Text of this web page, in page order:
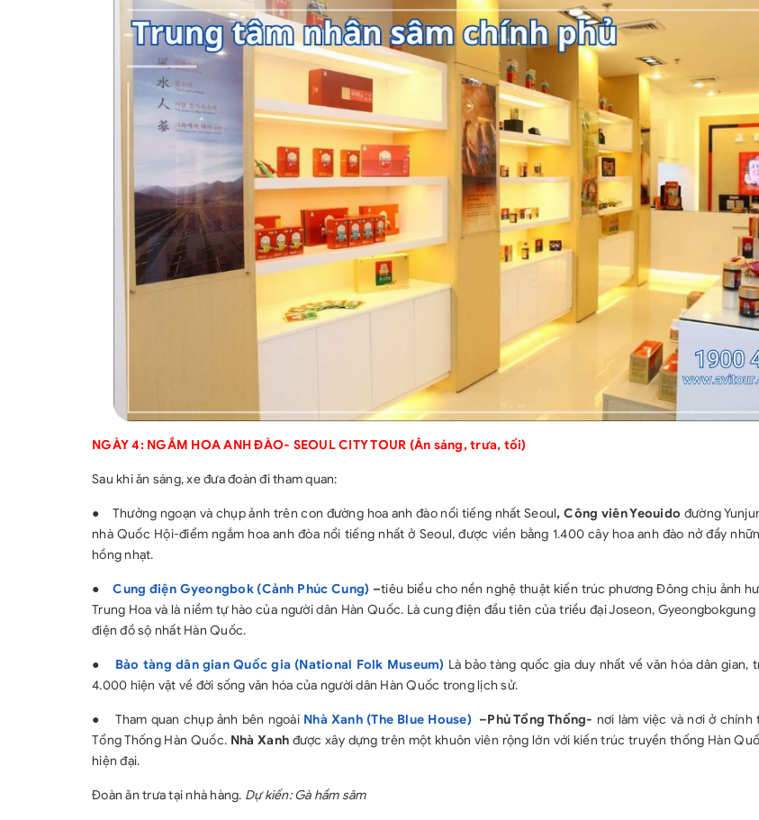
NGÀY 4: NGẮM HOA ANH ĐÀO- SEOUL CITY TOUR (Ăn sáng, trưa, tối)
Sau khi ăn sáng, xe đưa đoàn đi tham quan:
● Thưởng ngoạn và chụp ảnh trên con đường hoa anh đào nổi tiếng nhất Seoul,Công viên Yeouido đường
nhà Quốc Hội-điểm ngắm hoa anh đòa nổi tiếng nhất ở Seoul, được viền bằng 1.400 cây hoa anh đào nở đầy
hồng nhạt.
●Cung điện Gyeongbok (Cảnh Phúc Cung) –tiêu biểu cho nền nghệ thuật kiến trúc phương Đông chịu ảnh
Trung Hoa và là niềm tự hào của người dân Hàn Quốc. Là cung điện đầu tiên của triều đại Joseon,
điện đồ sộ nhất Hàn Quốc.
● Bảo tàng dân gian Quốc gia (National Folk Museum) Là bảo tàng quốc gia duy nhất về văn hóa dân gian,
4.000 hiện vật về đời sống văn hóa của người dân Hàn Quốc trong lịch sử.
● Tham quan chụp ảnh bên ngoài Nhà Xanh (The Blue House) –Phủ Tổng Thống- nơi làm việc và nơi ở chính
Tổng Thống Hàn Quốc. Nhà Xanh được xây dựng trên một khuôn viên rộng lớn với kiến trúc truyền thống Hàn
hiện đại.
Đoàn ăn trưa tại nhà hàng. Dự kiến: Gà hầm sâm